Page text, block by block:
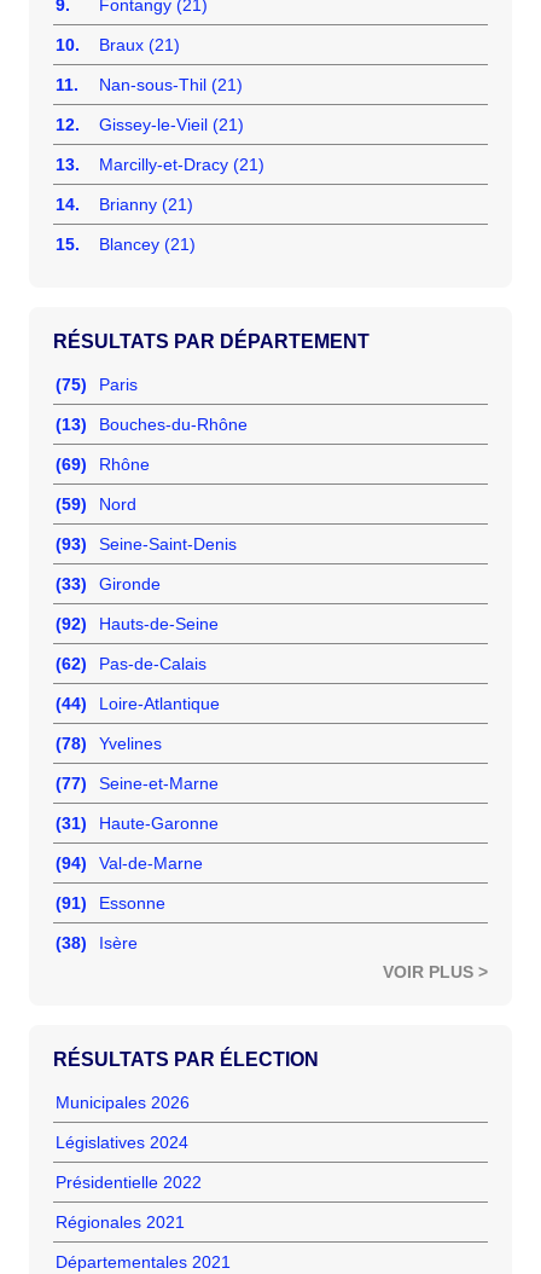
9. Fontangy (21)
10. Braux (21)
11. Nan-sous-Thil (21)
12. Gissey-le-Vieil (21)
13. Marcilly-et-Dracy (21)
14. Brianny (21)
15. Blancey (21)
RÉSULTATS PAR DÉPARTEMENT
(75) Paris
(13) Bouches-du-Rhône
(69) Rhône
(59) Nord
(93) Seine-Saint-Denis
(33) Gironde
(92) Hauts-de-Seine
(62) Pas-de-Calais
(44) Loire-Atlantique
(78) Yvelines
(77) Seine-et-Marne
(31) Haute-Garonne
(94) Val-de-Marne
(91) Essonne
(38)
Isère
VOIR PLUS >
RÉSULTATS PAR ÉLECTION
Municipales 2026
Législatives 2024
Présidentielle 2022
Régionales 2021
Départementales 2021